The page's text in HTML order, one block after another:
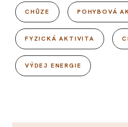
CHŮZE POHYBOVÁ
FYZICKÁ AKTIVITA
VÝDEJ ENERGIE